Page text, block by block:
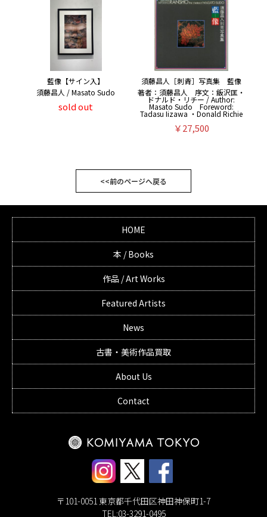
藍像【サイン入】
須藤昌人 / Masato Sudo
sold out
須藤昌人［刺青］写真集 藍像
著者：須藤昌人 序文：飯沢匡・
ドナルド・リチー / Author:
Masato Sudo Foreword:
Tadasu Iizawa ・Donald Richie
￥27,500
<<前のページへ戻る
HOME
本 / Books
作品 / Art Works
Featured Artists
News
古書・美術作品買取
About Us
Contact
〒101-0051 東京都千代田区神田神保町1-7
TEL:03-3291-0495